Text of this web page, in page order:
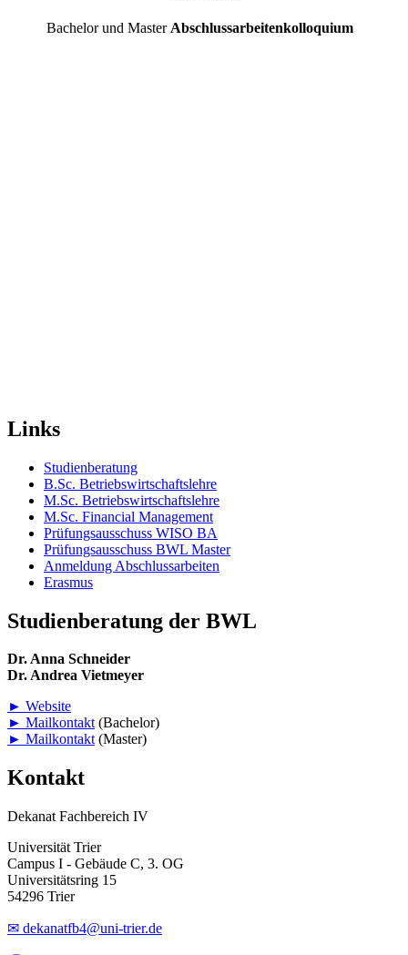
Bachelor und Master Abschlussarbeitenkolloquium
Links
Studienberatung
B.Sc. Betriebswirtschaftslehre
M.Sc. Betriebswirtschaftslehre
M.Sc. Financial Management
Prüfungsausschuss WISO BA
Prüfungsausschuss BWL Master
Anmeldung Abschlussarbeiten
Erasmus
Studienberatung der BWL
Dr. Anna Schneider
Dr. Andrea Vietmeyer
► Website
► Mailkontakt(Bachelor)
► Mailkontakt(Master)
Kontakt
Dekanat Fachbereich IV
Universität Trier
Campus I - Gebäude C, 3. OG
Universitätsring 15
54296 Trier
✉ dekanatfb4@uni-trier.de